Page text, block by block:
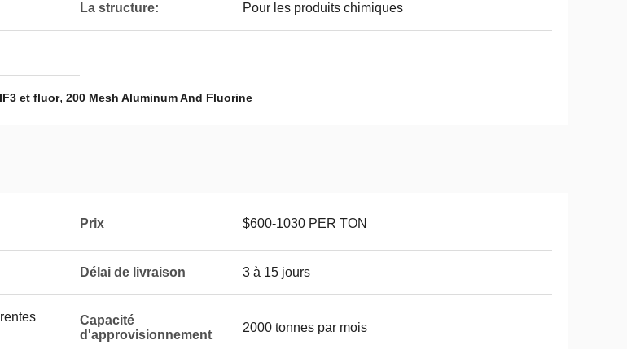
La structure: Pour les produits chimiques
et fluor, 200 Mesh Aluminum And Fluorine
Prix $600-1030 PER TON
Délai de livraison 3 à 15 jours
Capacité
d'approvisionnement
2000 tonnes par mois